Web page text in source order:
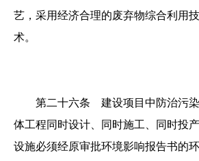
艺，采用经济合理的废弃物综合利用
术。
第二十六条 建设项目中防治污
体工程同时设计、同时施工、同时投
设施必须经原审批环境影响报告书的